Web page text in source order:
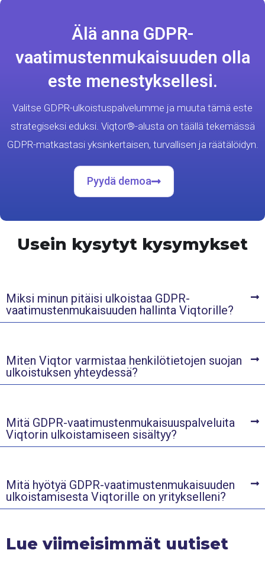
Älä anna GDPR-
vaatimustenmukaisuuden olla
este menestyksellesi.
Valitse GDPR-ulkoistuspalvelumme ja muuta tämä este
strategiseksi eduksi. Viqtor®-alusta on täällä tekemässä
GDPR-matkastasi yksinkertaisen, turvallisen ja räätälöidyn.
Pyydä demoa
Usein kysytyt kysymykset
Miksi minun pitäisi ulkoistaa GDPR-
vaatimustenmukaisuuden hallinta Viqtorille?
Miten Viqtor varmistaa henkilötietojen suojan
ulkoistuksen yhteydessä?
Mitä GDPR-vaatimustenmukaisuuspalveluita
Viqtorin ulkoistamiseen sisältyy?
Mitä hyötyä GDPR-vaatimustenmukaisuuden
ulkoistamisesta Viqtorille on yritykselleni?
Lue viimeisimmät uutiset